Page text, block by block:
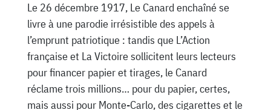
Le 26 décembre 1917, Le Canard enchaîné se
livre à une parodie irrésistible des appels à
l’emprunt patriotique : tandis que L’Action
française et La Victoire sollicitent leurs lecteurs
pour financer papier et tirages, le Canard
réclame trois millions… pour du papier, certes,
mais aussi pour Monte-Carlo, des cigarettes et le